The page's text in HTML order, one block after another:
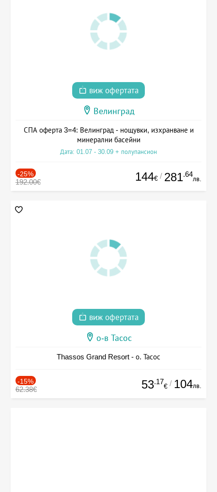
виж офертата
Велинград
СПА оферта 3=4: Велинград - нощувки, изхранване и
минерални басейни
Дата: 01.07 - 30.09 + полупансион
-25%
192.00€ 144€ / 281.64
лв.
виж офертата
о-в Тасос
Thassos Grand Resort - о. Тасос
-15%
62.38€ 53.17
€ / 104лв.